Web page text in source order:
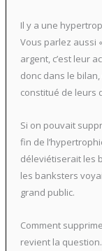
Il y a une
Vous parlez aussi
argent, c’est leur
donc dans le
constitué de leurs
Si on pouvait
fin de
déleviétiserait les
les banksters
grand public.
Comment
revient la question.